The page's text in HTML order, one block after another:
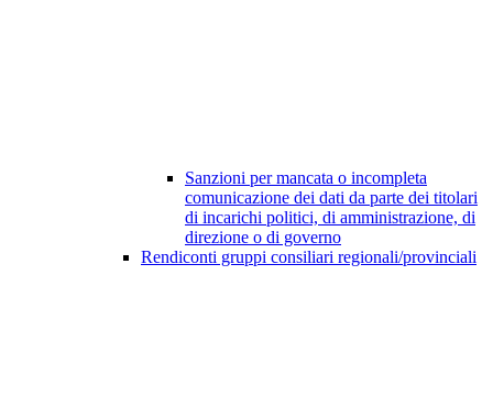
Sanzioni per mancata o incompleta
comunicazione dei dati da parte dei titolari
di incarichi politici, di amministrazione, di
direzione o di governo
Rendiconti gruppi consiliari regionali/provinciali